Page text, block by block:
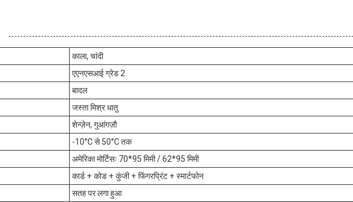
काला, चांदी
एएनएसआई ग्रेड 2
बादल
जस्ता मिश्र धातु
शेन्ज़ेन, गुआंगज़ौ
-10°C से 50°C तक
अमेरिका मोर्टिसः 70*95 मिमी / 62*95 मिमी
कार्ड + कोड + कुंजी + फिंगरप्रिंट + स्मार्टफोन
सतह पर लगा हुआ